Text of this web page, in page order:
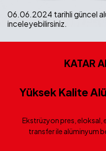
06.06.2024 tarihli güncel
inceleyebilirsiniz.
KATAR
Yüksek Kalite
Ekstrüzyon pres,
transfer ile alüminyum